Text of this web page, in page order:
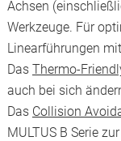
Achsen
Werkzeuge. Für
Linearführungen
Das Thermo-
auch bei sich
Das Collision
MULTUS B Serie